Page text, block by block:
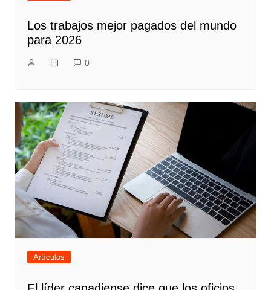
Los trabajos mejor pagados del mundo
para 2026
0
Artículos